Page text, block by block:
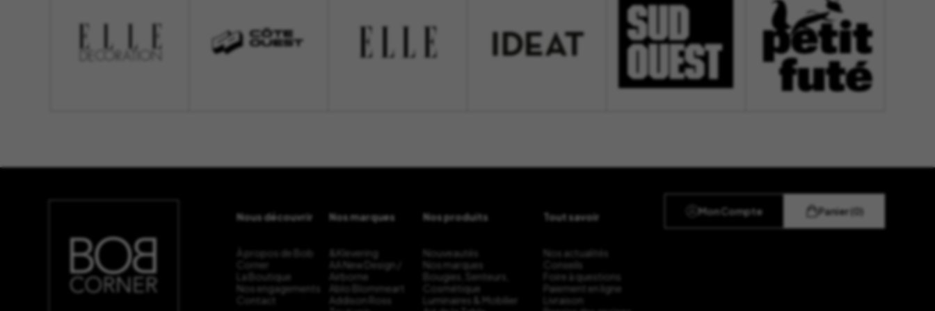
Nous découvrir
À propos de Bob
Corner
La Boutique
Nos engagements
Contact
Nos marques
&Klevering
AA New Design /
Airborne
Ablo Blommeart
Addison Ross
Nos produits
Nouveautés
Nos marques
Bougies, Senteurs,
Cosmétique
Luminaires & Mobilier
Tout savoir
Nos actualités
Conseils
Foire à questions
Paiement en ligne
Livraison
Mon Compte Panier (0)